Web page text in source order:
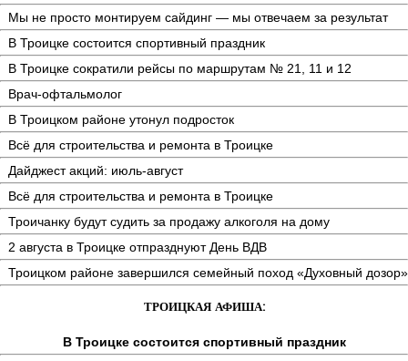
Мы не просто монтируем сайдинг — мы отвечаем за результат
В Троицке состоится спортивный праздник
В Троицке сократили рейсы по маршрутам № 21, 11 и 12
Врач-офтальмолог
В Троицком районе утонул подросток
Всё для строительства и ремонта в Троицке
Дайджест акций: июль-август
Всё для строительства и ремонта в Троицке
Троичанку будут судить за продажу алкоголя на дому
2 августа в Троицке отпразднуют День ВДВ
Троицком районе завершился семейный поход «Духовный дозор»
ТРОИЦКАЯ АФИША:
В Троицке состоится спортивный праздник